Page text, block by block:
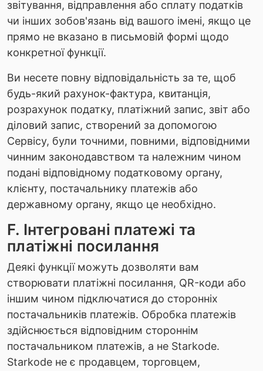
звітування, відправлення або сплату податків
чи інших зобов'язань від вашого імені, якщо це
прямо не вказано в письмовій формі щодо
конкретної функції.
Ви несете повну відповідальність за те, щоб
будь-який рахунок-фактура, квитанція,
розрахунок податку, платіжний запис, звіт або
діловий запис, створений за допомогою
Сервісу, були точними, повними, відповідними
чинним законодавством та належним чином
подані відповідному податковому органу,
клієнту, постачальнику платежів або
державному органу, якщо це необхідно.
F. Інтегровані платежі та
платіжні посилання
Деякі функції можуть дозволяти вам
створювати платіжні посилання, QR-коди або
іншим чином підключатися до сторонніх
постачальників платежів. Обробка платежів
здійснюється відповідним стороннім
постачальником платежів, а не Starkode.
Starkode не є продавцем, торговцем,